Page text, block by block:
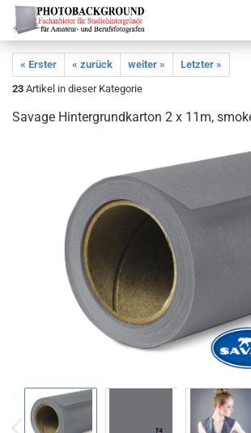
« Erster « zurück weiter »
Letzter »
23 Artikel in dieser Kategorie
Savage Hintergrundkarton 2 x 11m,